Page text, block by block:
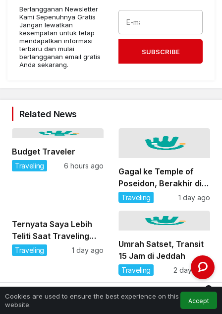
Berlangganan Newsletter
Kami Sepenuhnya Gratis
Jangan lewatkan
kesempatan untuk tetap
mendapatkan informasi
terbaru dan mulai
berlangganan email gratis
Anda sekarang.
SUBSCRIBE
Related News
Budget Traveler
Traveling 6 hours ago
Gagal ke Temple of
Poseidon, Berakhir di
Lycabettus Hill
Traveling 1 day ago
Ternyata Saya Lebih
Teliti Saat Traveling
Rame-rame
Traveling 1 day ago
Umrah Satset, Transit
15 Jam di Jeddah
Traveling 2 days ago
Cookies are used to ensure the best experience on this
website.
Accept
Home Notifications